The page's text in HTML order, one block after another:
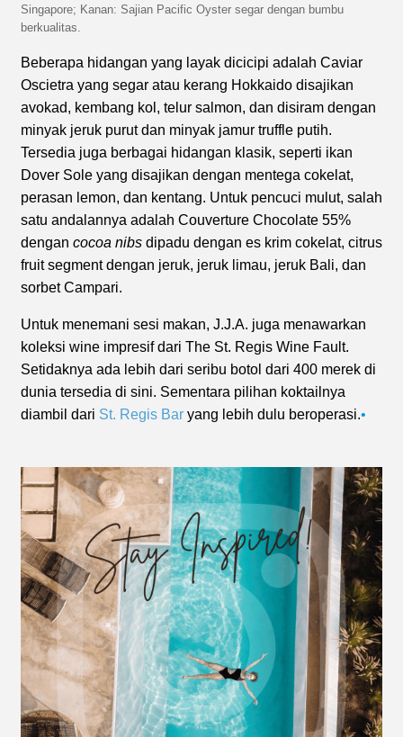
Singapore; Kanan: Sajian Pacific Oyster segar dengan bumbu
berkualitas.
Beberapa hidangan yang layak dicicipi adalah Caviar
Oscietra yang segar atau kerang Hokkaido disajikan
avokad, kembang kol, telur salmon, dan disiram dengan
minyak jeruk purut dan minyak jamur truffle putih.
Tersedia juga berbagai hidangan klasik, seperti ikan
Dover Sole yang disajikan dengan mentega cokelat,
perasan lemon, dan kentang. Untuk pencuci mulut, salah
satu andalannya adalah Couverture Chocolate 55%
dengan cocoa nibs dipadu dengan es krim cokelat, citrus
fruit segment dengan jeruk, jeruk limau, jeruk Bali, dan
sorbet Campari.
Untuk menemani sesi makan, J.J.A. juga menawarkan
koleksi wine impresif dari The St. Regis Wine Fault.
Setidaknya ada lebih dari seribu botol dari 400 merek di
dunia tersedia di sini. Sementara pilihan koktailnya
diambil dari St. Regis Bar yang lebih dulu beroperasi.•